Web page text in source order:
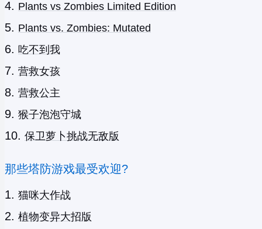
Plants vs Zombies Limited Edition
Plants vs. Zombies: Mutated
吃不到我
营救女孩
营救公主
猴子泡泡守城
保卫萝卜挑战无敌版
那些塔防游戏最受欢迎?
猫咪大作战
植物变异大招版